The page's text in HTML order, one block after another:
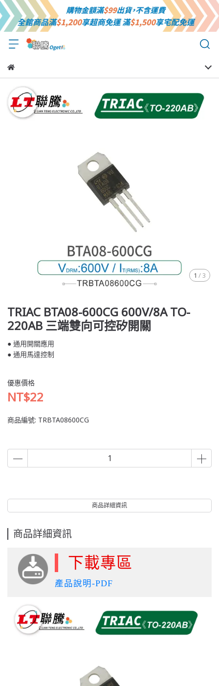
1 /3
TRIAC BTA08-600CG 600V/8A TO-
220AB 三端雙向可控矽開關
● 通用開關應用
● 通用馬達控制
優惠價格
NT$22
商品編號: TRBTA08600CG
商品詳細資訊
商品詳細資訊
下載專區
產品說明-PDF